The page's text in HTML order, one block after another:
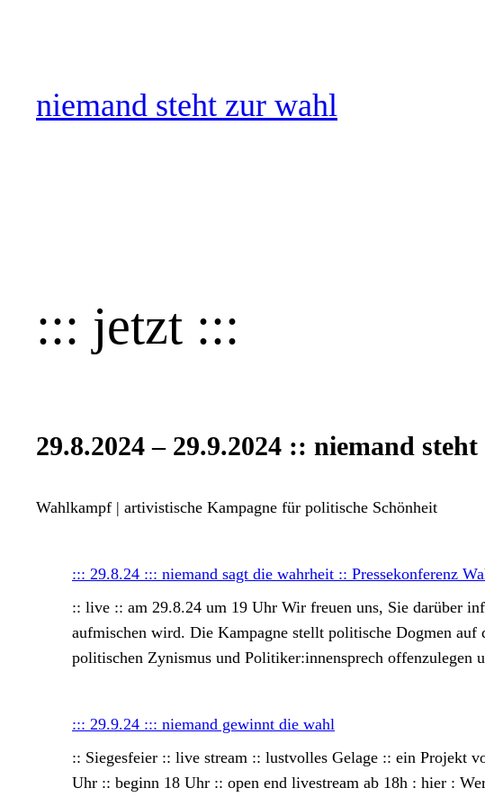
niemand steht zur wahl
::: jetzt :::
29.8.2024 – 29.9.2024 :: niemand
Wahlkampf | artivistische Kampagne für politische Schönheit
::: 29.8.24 ::: niemand sagt die wahrheit :: Pressekonferenz
:: live :: am 29.8.24 um 19 Uhr Wir freuen uns, Sie darüber
aufmischen wird. Die Kampagne stellt politische Dogmen auf
politischen Zynismus und Politiker:innensprech offenzulegen
::: 29.9.24 ::: niemand gewinnt die wahl
:: Siegesfeier :: live stream :: lustvolles Gelage :: ein Projekt
Uhr :: beginn 18 Uhr :: open end livestream ab 18h : hier :